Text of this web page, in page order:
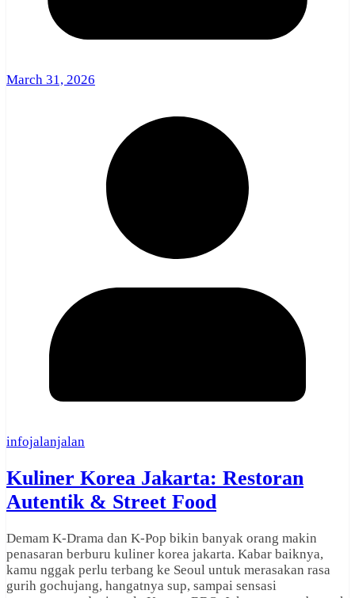
March 31, 2026
infojalanjalan
Kuliner Korea Jakarta: Restoran
Autentik & Street Food
Demam K-Drama dan K-Pop bikin banyak orang makin
penasaran berburu kuliner korea jakarta. Kabar baiknya,
kamu nggak perlu terbang ke Seoul untuk merasakan rasa
gurih gochujang, hangatnya sup, sampai sensasi